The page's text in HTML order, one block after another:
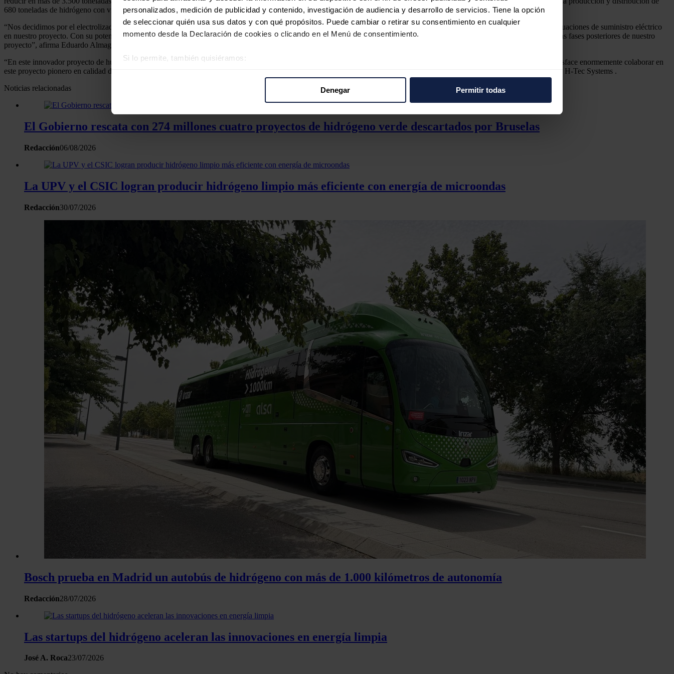
personalizados, medición de publicidad y contenido, investigación de audiencia y desarrollo de servicios. Tiene la opción
de seleccionar quién usa sus datos y con qué propósitos. Puede cambiar o retirar su consentimiento en cualquier
momento desde la Declaración de cookies o clicando en el Menú de consentimiento.
Si lo permite, también quisiéramos:
Las cookies de este sitio web se usan para personalizar el contenido y los anuncios, ofrecer funciones de redes sociales
que hayan recopilado a partir del uso que haya hecho de sus servicios.
Denegar Permitir todas
680 toneladas de hidrógeno con vistas a la descarbonización de la producción industrial local con una potencia de electrólisis de 5 MW.
“Nos decidimos por el electrolizador PEM ME450 para nuestro proyecto porque es un producto acreditado con un rendimiento extraordinario y además elimina el riesgo de fluctuaciones de suministro eléctrico
en nuestro proyecto. Con su potente tecnología y capacidad de servicio a través de la red internacional de servicio de MAN, H-Tec Systems es el socio más sólido y fiable para las fases posteriores de nuestro
proyecto”, afirma Eduardo Almagro, Director General de SailH2 y administrador único de H2Green La Isla.
“En este innovador proyecto de hub de hidrógeno, nuestro electrolizador se utiliza para abastecer proyectos de movilidad locales con el fin de descarbonizar la industria. Nos satisface enormemente colaborar en
este proyecto pionero en calidad de socio tecnológico y así contribuir directamente a la transición energética en España”, señala
, Director Comercial de H-Tec Systems .
Noticias relacionadas
El Gobierno rescata con 274 millones cuatro proyectos de hidrógeno verde descartados por Bruselas
Redacción06/08/2026
La UPV y el CSIC logran producir hidrógeno limpio más eficiente con energía de microondas
Redacción30/07/2026
Bosch prueba en Madrid un autobús de hidrógeno con más de 1.000 kilómetros de autonomía
Redacción28/07/2026
Las startups del hidrógeno aceleran las innovaciones en energía limpia
José A. Roca23/07/2026